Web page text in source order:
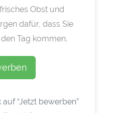
Obst und
dafür, dass Sie
Tag kommen.
“Jetzt bewerben”